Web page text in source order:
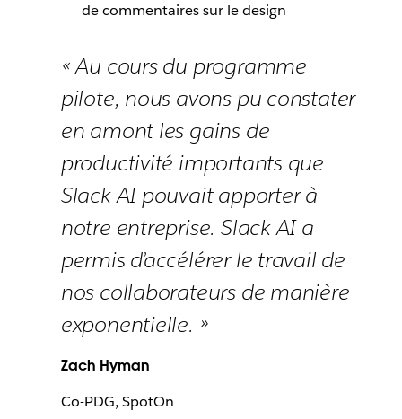
de commentaires sur le design
« Au cours du programme
pilote, nous avons pu constater
en amont les gains de
productivité importants que
Slack AI pouvait apporter à
notre entreprise. Slack AI a
permis d’accélérer le travail de
nos collaborateurs de manière
exponentielle. »
Zach Hyman
Co-PDG, SpotOn